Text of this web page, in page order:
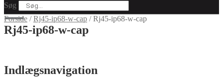
Søg
Forside /Rj45-ip68-w-cap /Rj45-ip68-w-cap
Rj45-ip68-w-cap
Indlægsnavigation